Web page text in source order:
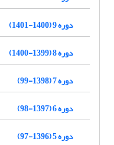
دوره 9 (1400-1401)
دوره 8 (1399-1400)
دوره 7 (1398-99)
دوره 6 (1397-98)
دوره 5 (1396-97)